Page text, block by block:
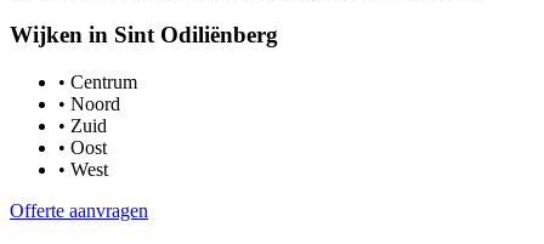
Wijken in Sint Odiliënberg
• Centrum
• Noord
• Zuid
• Oost
• West
Offerte aanvragen